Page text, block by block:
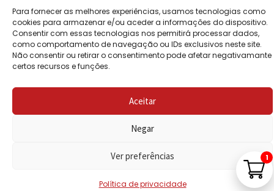
Para fornecer as melhores experiências, usamos tecnologias como
cookies para armazenar e/ou aceder a informações do dispositivo.
Consentir com essas tecnologias nos permitirá processar dados,
como comportamento de navegação ou IDs exclusivos neste site.
Não consentir ou retirar o consentimento pode afetar negativamante
certos recursos e funções.
Aceitar
Negar
Ver preferências
Política de privacidade
© Copyright 2026 Saída de Emergência. Todos os
direitos reservados.
1